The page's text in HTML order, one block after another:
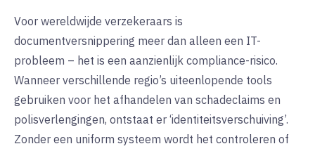
Voor wereldwijde verzekeraars is
documentversnippering meer dan alleen een IT-
probleem – het is een aanzienlijk compliance-risico.
Wanneer verschillende regio’s uiteenlopende tools
gebruiken voor het afhandelen van schadeclaims en
polisverlengingen, ontstaat er ‘identiteitsverschuiving’.
Zonder een uniform systeem wordt het controleren of